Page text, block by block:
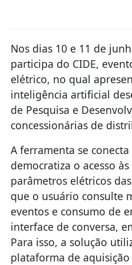
Nos dias 10 e 11 de
participa do CIDE,
elétrico, no qual
inteligência artificial
de Pesquisa e
concessionárias de
A ferramenta se
democratiza o acesso
parâmetros elétricos
que o usuário consulte
eventos e consumo de
interface de conversa,
Para isso, a solução
plataforma de